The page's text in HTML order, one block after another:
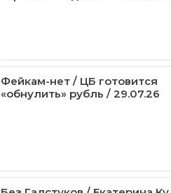
Фейкам-нет / ЦБ готовится
«обнулить» рубль / 29.07.26